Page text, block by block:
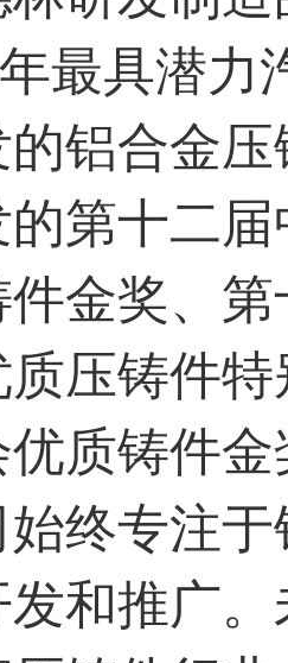
最具潜力
铝合金
第十二
金奖、
压铸件
质铸件
终专注
和推广